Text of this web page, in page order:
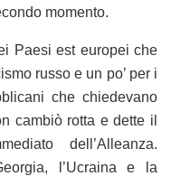
momento.
Paesi est europei che
russo e un po’ per i
che chiedevano
cambiò rotta e dette il
dell’Alleanza.
l’Ucraina e la